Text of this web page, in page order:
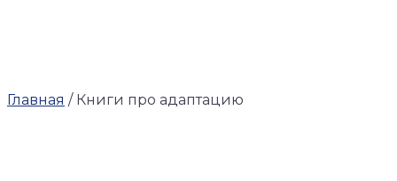
Главная / Книги про адаптацию